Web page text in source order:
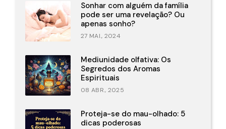
Sonhar com alguém da família
pode ser uma revelação? Ou
apenas sonho?
27 MAI., 2024
Mediunidade olfativa: Os
Segredos dos Aromas
Espirituais
08 ABR., 2025
Proteja-se do mau-olhado: 5
dicas poderosas